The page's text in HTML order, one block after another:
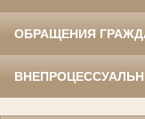
ОБРАЩЕНИЯ